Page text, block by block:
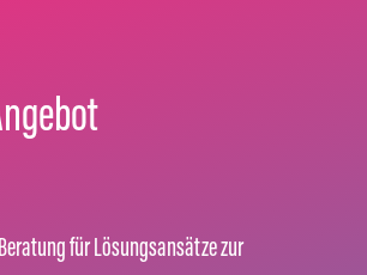
Beratung für Lösungsansätze zur